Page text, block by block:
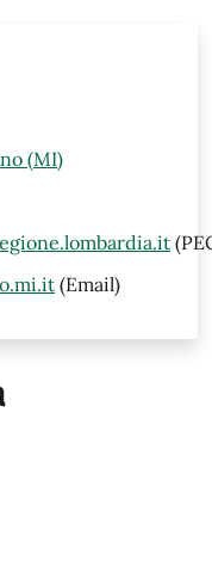
(MI)
(Email)